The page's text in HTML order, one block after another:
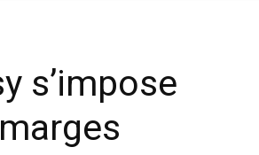
s’impose